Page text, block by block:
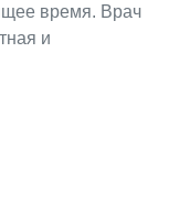
время. Врач
и